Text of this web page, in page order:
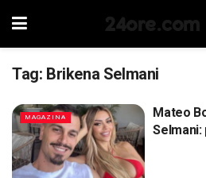
24ore.com
Tag: Brikena Selmani
MAGAZINA
Mateo